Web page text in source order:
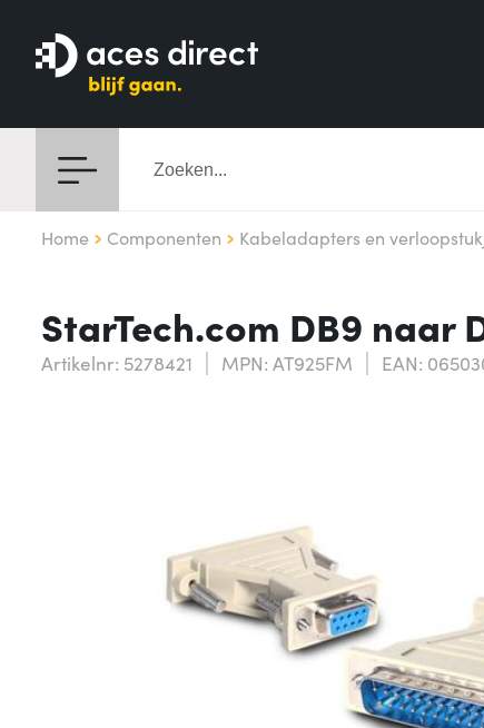
Home Componenten Kabeladapters en
StarTech.com DB9
Artikelnr: 5278421 MPN: AT925FM EAN: